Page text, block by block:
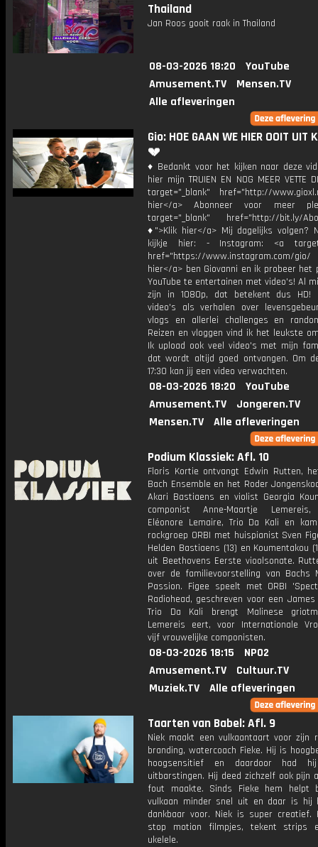
Thailand
Jan Roos gooit raak in Thailand
08-03-2026 18:20
YouTube
Amusement.TV
Mensen.TV
Alle afleveringen
Gio: HOE GAAN WE HIER OOIT UIT
💔
♦ Bedankt voor het kijken naar deze
hier mijn TRUIEN EN NOG MEER VETTE
target="_blank" href="http://
hier</a> Abonneer voor meer
target="_blank" href="http://bit.ly/
♦">Klik hier</a> Mij dagelijks volgen?
kijkje hier: - Instagram: <a
href="https://www.instagram.com/
hier</a> ben Giovanni en ik probeer het
YouTube te entertainen met video's! Al
zijn in 1080p, dat betekent dus HD!
video's als verhalen over
vlogs en allerlei challenges en
Reizen en vloggen vind ik het leukste
Ik upload ook veel video's met mijn
dat wordt altijd goed ontvangen. Om
17:30 kan jij een video verwachten.
08-03-2026 18:20
YouTube
Amusement.TV
Jongeren.TV
Mensen.TV
Alle afleveringen
Podium Klassiek: Afl. 10
Floris Kortie ontvangt Edwin Rutten,
Bach Ensemble en het Roder
Akari Bastiaens en violist Georgia
componist Anne-Maartje
Eléonore Lemaire, Trio Da Kali en
rockgroep ORBI met huispianist Sven
Helden Bastiaens (13) en Koumentakou
uit Beethovens Eerste vioolsonate.
over de familievoorstelling van Bachs
Passion. Figee speelt met ORBI
Radiohead, geschreven voor een
Trio Da Kali brengt Malinese
Lemereis eert, voor Internationale
vijf vrouwelijke componisten.
08-03-2026 18:15
NPO2
Amusement.TV
Cultuur.TV
Muziek.TV
Alle afleveringen
Taarten van Babel: Afl. 9
Niek maakt een vulkaantaart voor zijn
branding, watercoach Fieke. Hij is
hoogsensitief en daardoor had
uitbarstingen. Hij deed zichzelf ook pijn
fout maakte. Sinds Fieke hem helpt
vulkaan minder snel uit en daar is hij
dankbaar voor. Niek is super creatief.
stop motion filmpjes, tekent strips
ukelele.